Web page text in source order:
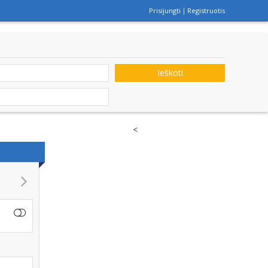
Prisijungti Registruotis
Ieškoti
GĖLĖS - GĖLĖS VISOMS PROGOMS. GĖLIŲ, PUOKŠČIŲ
<